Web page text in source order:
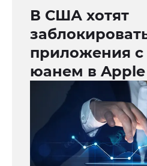
В США хотят
приложения
юанем в